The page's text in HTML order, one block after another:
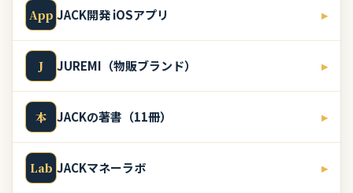
App JACK開発 iOSアプリ ▸
J JUREMI（物販ブランド） ▸
本 JACKの著書（11冊） ▸
Lab JACKマネーラボ ▸